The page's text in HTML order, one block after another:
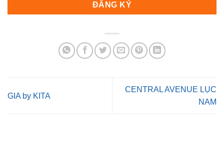
GIA by KITA
CENTRAL AVENUE LỤC
NAM